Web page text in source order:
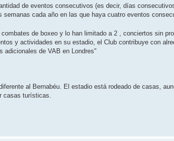
de eventos consecutivos (es decir, días
cada año en las que haya cuatro eventos
de boxeo y lo han limitado a 2 , conciertos sin
y actividades en su estadio, el Club contribuye con
adicionales de VAB en Londres"
al Bernabéu. El estadio está rodeado de casas,
casas turísticas.